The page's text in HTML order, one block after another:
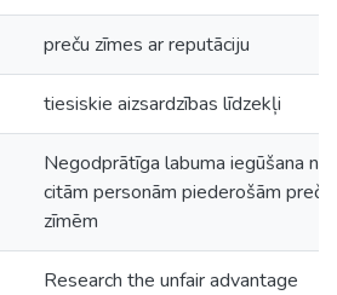
preču zīmes ar reputāciju
tiesiskie aizsardzības līdzekļi
Negodprātīga labuma iegūšana no
citām personām piederošām preču
zīmēm
Research the unfair advantage